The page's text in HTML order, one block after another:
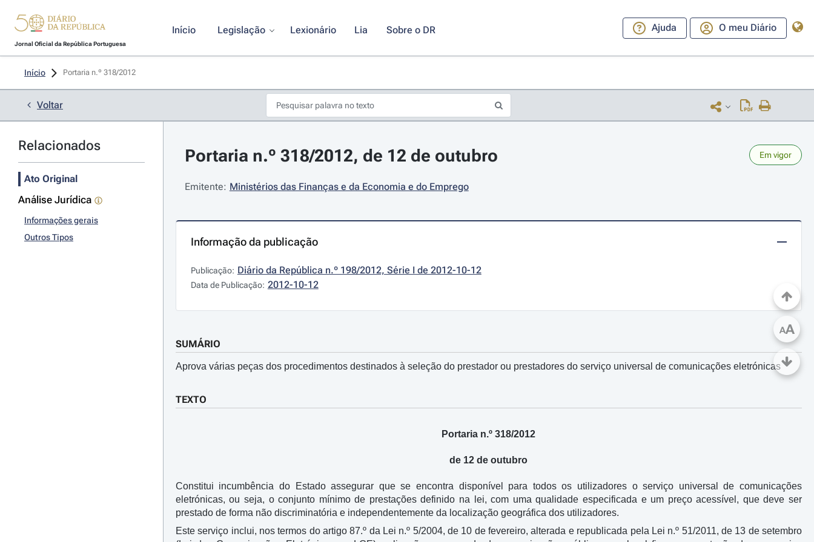
Jornal Oficial da República Portuguesa
Início Legislação Lexionário Lia Sobre o DR Ajuda O meu Diário
Início Portaria n.º 318/2012
Voltar
Relacionados
Ato Original
Análise Jurídica
Informações gerais
Outros Tipos
Portaria n.º 318/2012, de 12 de outubro Em vigor
Emitente: Ministérios das Finanças e da Economia e do Emprego
Informação da publicação
Publicação: Diário da República n.º 198/2012, Série I de 2012-10-12
Data de Publicação: 2012-10-12
SUMÁRIO
Aprova várias peças dos procedimentos destinados à seleção do prestador ou prestadores do serviço universal de comunicações eletrónicas
TEXTO
Portaria n.º 318/2012
de 12 de outubro
Constitui incumbência do Estado assegurar que se encontra disponível para todos os utilizadores o serviço universal de comunicações
eletrónicas, ou seja, o conjunto mínimo de prestações definido na lei, com uma qualidade especificada e um preço acessível, que deve ser
prestado de forma não discriminatória e independentemente da localização geográfica dos utilizadores.
Este serviço inclui, nos termos do artigo 87.º da Lei n.º 5/2004, de 10 de fevereiro, alterada e republicada pela Lei n.º 51/2011, de 13 de setembro
AA